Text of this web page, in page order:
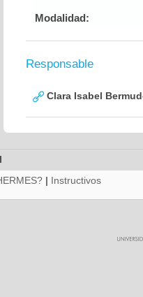
Modalidad:
Responsable
Clara Isabel
| Instructivos